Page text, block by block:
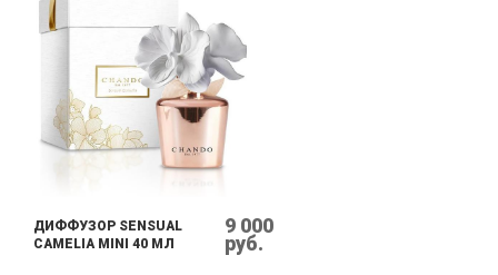
ДИФФУЗОР SENSUAL
CAMELIA MINI 40 МЛ
9 000
руб.